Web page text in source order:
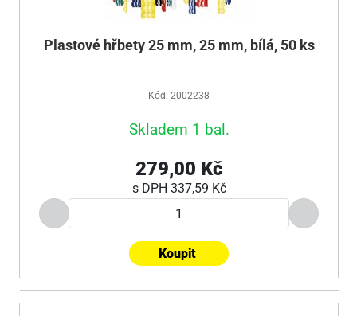
Plastové hřbety 25 mm, 25 mm, bílá, 50 ks
Kód: 2002238
Skladem 1 bal.
279,00 Kč
s DPH 337,59 Kč
Koupit